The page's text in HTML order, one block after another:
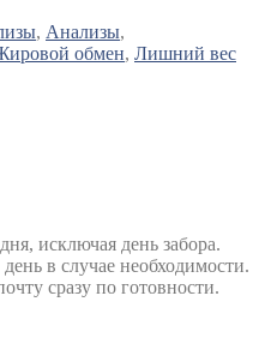
, Анализы,
обмен, Лишний вес
исключая день забора.
в случае необходимости.
сразу по готовности.